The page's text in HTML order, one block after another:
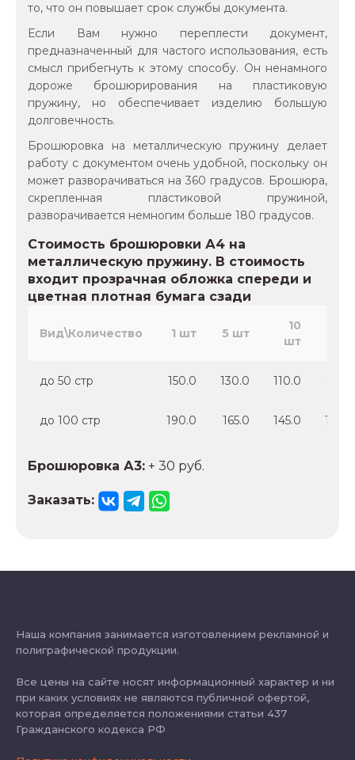
то, что он повышает срок службы документа.
Если Вам нужно переплести документ,
предназначенный для частого использования, есть
смысл прибегнуть к этому способу. Он ненамного
дороже брошюрирования на пластиковую
пружину, но обеспечивает изделию большую
долговечность.
Брошюровка на металлическую пружину делает
работу с документом очень удобной, поскольку он
может разворачиваться на 360 градусов. Брошюра,
скрепленная пластиковой пружиной,
разворачивается немногим больше 180 градусов.
Стоимость брошюровки А4 на
металлическую пружину. В стоимость
входит прозрачная обложка спереди и
цветная плотная бумага сзади
Вид\Количество 1 шт 5 шт
10
шт
до 50 стр 150.0 130.0 110.0
до 100 стр 190.0 165.0 145.0 125.0
Брошюровка А3: + 30 руб.
Заказать:
Наша компания занимается изготовлением рекламной и
полиграфической продукции.
Все цены на сайте носят информационный характер и ни
при каких условиях не являются публичной офертой,
которая определяется положениями статьи 437
Гражданского кодекса РФ